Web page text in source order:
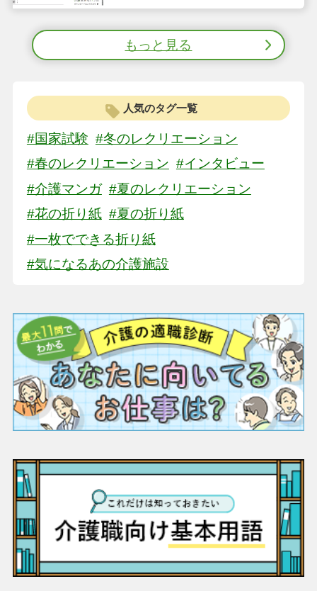
もっと見る
人気のタグ一覧
#国家試験 #冬のレクリエーション
#春のレクリエーション #インタビュー
#介護マンガ #夏のレクリエーション
#花の折り紙 #夏の折り紙
#一枚でできる折り紙
#気になるあの介護施設